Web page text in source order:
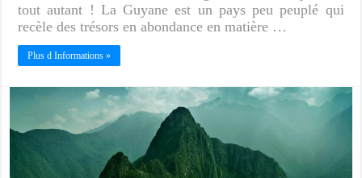
tout autant ! La Guyane est un pays peu peuplé qui
recèle des trésors en abondance en matière …
Plus d Informations »